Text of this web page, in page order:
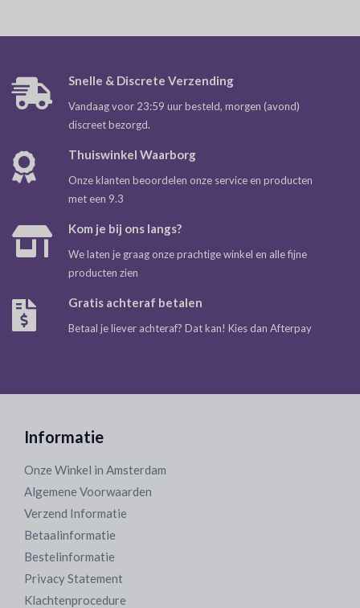
Snelle & Discrete Verzending
Vandaag voor 23:59 uur besteld, morgen (avond)
discreet bezorgd.
Thuiswinkel Waarborg
Onze klanten beoordelen onze service en producten
met een 9.3
Kom je bij ons langs?
We laten je graag onze prachtige winkel en alle fijne
producten zien
Gratis achteraf betalen
Betaal je liever achteraf? Dat kan! Kies dan Afterpay
Informatie
Onze Winkel in Amsterdam
Algemene Voorwaarden
Verzend Informatie
Betaalinformatie
Bestelinformatie
Privacy Statement
Klachtenprocedure